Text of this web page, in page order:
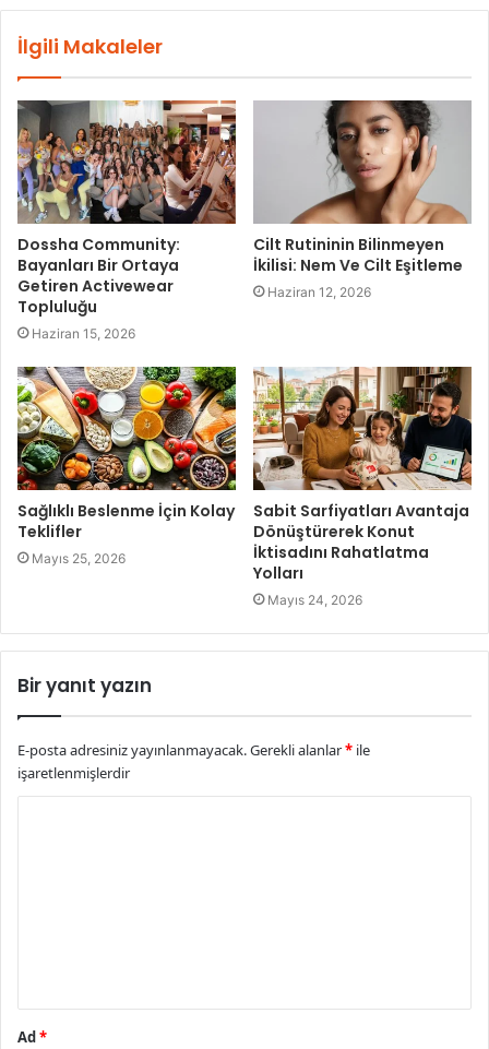
İlgili Makaleler
Dossha Community:
Bayanları Bir Ortaya
Getiren Activewear
Topluluğu
Haziran 15, 2026
Cilt Rutininin Bilinmeyen
İkilisi: Nem Ve Cilt Eşitleme
Haziran 12, 2026
Sağlıklı Beslenme İçin Kolay
Teklifler
Mayıs 25, 2026
Sabit Sarfiyatları Avantaja
Dönüştürerek Konut
İktisadını Rahatlatma
Yolları
Mayıs 24, 2026
Bir yanıt yazın
E-posta adresiniz yayınlanmayacak.Gerekli alanlar* ile
işaretlenmişlerdir
Ad*